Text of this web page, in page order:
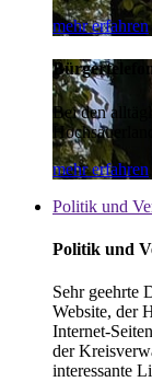
mehr erfahren
Bei den
mehr erfahren
Politik und
Politik und
Sehr geehrte
Website, der
Internet-
der
interessante